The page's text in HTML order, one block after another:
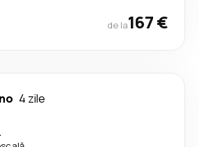
de la167 €
4 zile